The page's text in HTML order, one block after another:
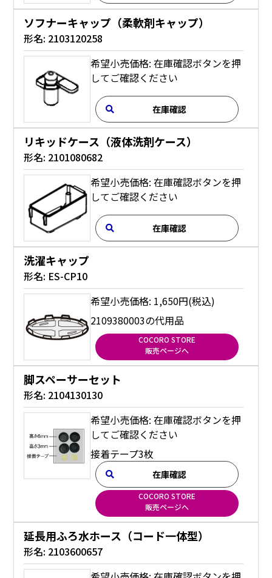
ソフナーキャップ（柔軟剤キャップ）
形名: 2103120258
希望小売価格: 在庫確認ボタンを押
してご確認ください
在庫確認
リキッドケース（液体洗剤ケース）
形名: 2101080682
希望小売価格: 在庫確認ボタンを押
してご確認ください
在庫確認
洗濯キャップ
形名: ES-CP10
希望小売価格: 1,650円(税込)
2109380003の代用品
COCORO STORE
販売ページへ
脚スペーサーセット
形名: 2104130130
希望小売価格: 在庫確認ボタンを押
してご確認ください
接着テープ3枚
在庫確認
COCORO STORE
販売ページへ
延長用ふろ水ホース（コード一体型）
形名: 2103600657